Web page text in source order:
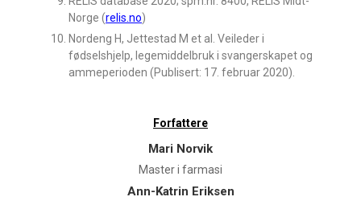
Norge (relis.no)
Nordeng H, Jettestad M et al. Veileder i
fødselshjelp, legemiddelbruk i svangerskapet og
ammeperioden (Publisert: 17. februar 2020).
Forfattere
Mari Norvik
Master i farmasi
Ann-Katrin Eriksen